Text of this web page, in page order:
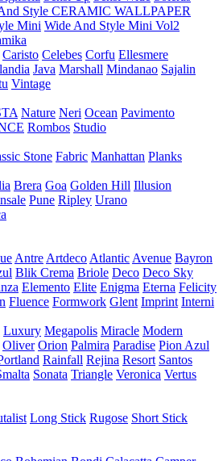
Style CERAMIC WALLPAPER
Mini Wide And Style Mini Vol2
Caristo Celebes Corfu Ellesmere
Java Marshall Mindanao Sajalin
Vintage
Nature Neri Ocean Pavimento
Rombos Studio
Stone Fabric Manhattan Planks
Brera Goa Golden Hill Illusion
Pune Ripley Urano
Antre Artdeco Atlantic Avenue Bayron
Blik Crema Briole Deco Deco Sky
Elemento Elite Enigma Eterna Felicity
Fluence Formwork Glent Imprint Interni
Luxury Megapolis Miracle Modern
Oliver Orion Palmira Paradise Pion Azul
Rainfall Rejina Resort Santos
Sonata Triangle Veronica Vertus
Long Stick Rugose Short Stick